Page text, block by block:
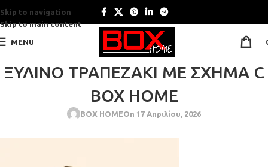
Skip to navigation
Skip to main content
MENU
ΞΎΛΙΝΟ ΤΡΑΠΕΖΆΚΙ ΜΕ ΣΧΉΜΑ C
BOX HOME
BOX HOMEOn 17 Απριλίου, 2026